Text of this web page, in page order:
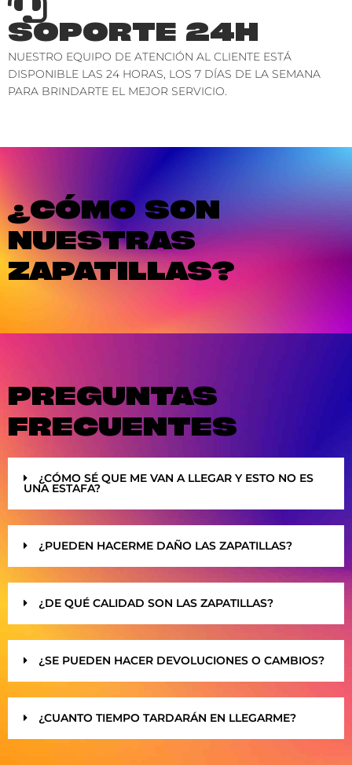
SOPORTE 24H
NUESTRO EQUIPO DE ATENCIÓN AL CLIENTE ESTÁ
DISPONIBLE LAS 24 HORAS, LOS 7 DÍAS DE LA SEMANA
PARA BRINDARTE EL MEJOR SERVICIO.
¿CÓMO SON
NUESTRAS
ZAPATILLAS?
PREGUNTAS
FRECUENTES
¿CÓMO SÉ QUE ME VAN A LLEGAR Y ESTO NO ES
UNA ESTAFA?
¿PUEDEN HACERME DAÑO LAS ZAPATILLAS?
¿DE QUÉ CALIDAD SON LAS ZAPATILLAS?
¿SE PUEDEN HACER DEVOLUCIONES O CAMBIOS?
¿CUANTO TIEMPO TARDARÁN EN LLEGARME?